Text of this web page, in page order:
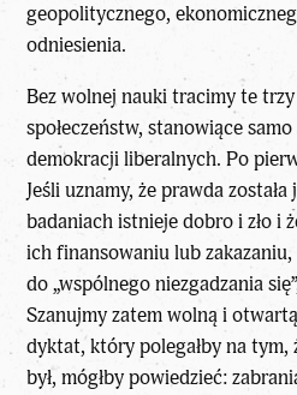
geopolitycznego,
odniesienia.
Bez wolnej nauki tracimy te
społeczeństw, stanowiące
demokracji liberalnych. Po
Jeśli uznamy, że prawda
badaniach istnieje dobro i zło i
ich finansowaniu lub
do „wspólnego niezgadzania
Szanujmy zatem wolną i
dyktat, który polegałby na tym,
był, mógłby powiedzieć: